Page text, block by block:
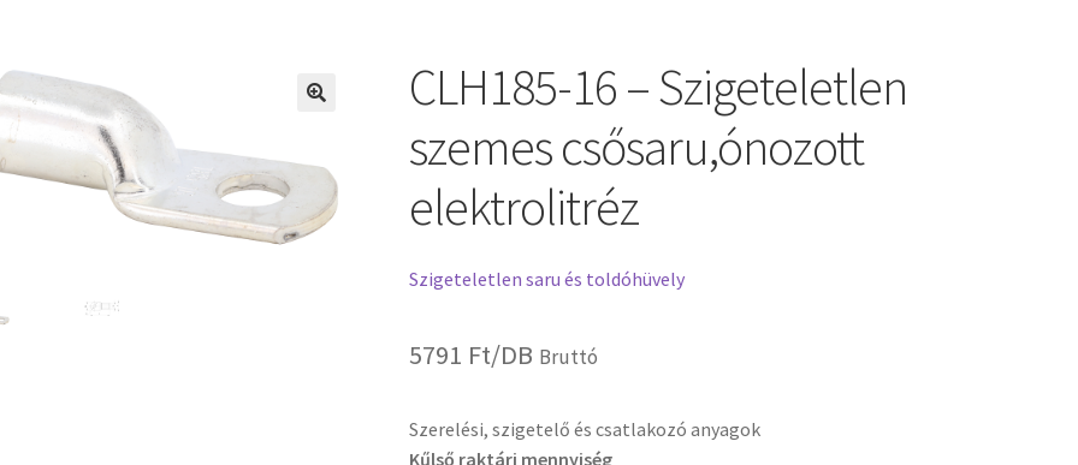
CLH185-16 – Szigeteletlen
szemes csősaru,ónozott
elektrolitréz
Szigeteletlen saru és toldóhüvely
5791 Ft/DB Bruttó
Szerelési, szigetelő és csatlakozó anyagok
Kűlső raktári mennyiség